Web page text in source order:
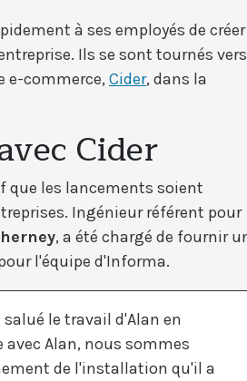
à ses employés de créer
Ils se sont tournés vers
e-commerce, Cider, dans la
Cider
que les lancements soient
Ingénieur référent pour
, a été chargé de fournir
l'équipe d'Informa.
le travail d'Alan en
avec Alan, nous sommes
de l'installation qu'il a